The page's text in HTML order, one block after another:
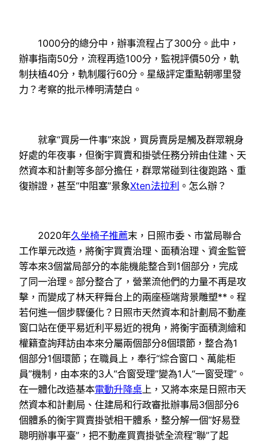
1000分的總分中，辦事流程占了300分。此中，
辦事指南50分，流程再造100分，監視評價50分，軌
制扶植40分，軌制履行60分。星級評定重點朝哪里發
力？考察的批示棒明清楚白。
就拿“買房一件事”來說，買房賣房是觸及群眾親身
好處的年夜事，但衡宇買賣和掛號任務分辨由住建、天
然資本和計劃等多部分擔任，群眾常碰到往復跑路、重
復辦證，甚至“中阻塞”景象Xten法拉利 。怎么辦？
2020年久坐椅子推薦末，日照市委、市當局聯合
工作單元改造，將衡宇買賣治理、面積治理、資金監管
等本來3個當局部分的本能機能整合到1個部分，完成
了同一治理。部分整合了，營業流他們的力量不再是攻
擊，而變成了林天秤舞台上的兩座極端背景雕塑**。程
若何進一個步驟優化？日照市天然資本和計劃局不動產
窗口站在便平易近利平易近的視角，將衡宇面積測繪和
權籍查詢拜訪由本來分屬兩個部分8個環節，整合為1
個部分1個環節；在職員上，奉行“綜合窗口、萬能柜
員”機制，由本來的3人“合窗受理”變為1人“一窗受理”。
在一體化改造基本電動升降桌上，又將本來是日照市天
然資本和計劃局、住建局和行政審批辦事局3個部分6
個體系的衡宇買賣掛號相干體系，整分解一個“好易登
聰明辦事平臺”，把不動產買賣掛號全流程“聯”了起